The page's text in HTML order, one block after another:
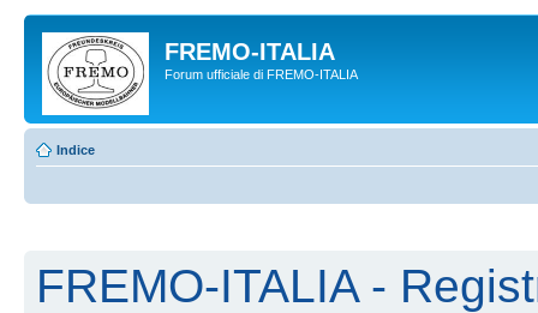
FREMO-ITALIA
Forum ufficiale di FREMO-ITALIA
Indice
FREMO-ITALIA -